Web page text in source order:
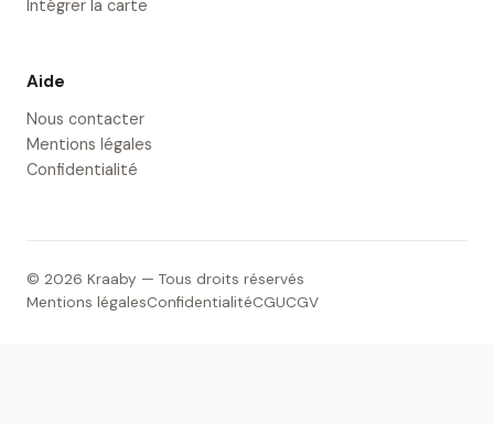
Intégrer la carte
Aide
Nous contacter
Mentions légales
Confidentialité
© 2026 Kraaby — Tous droits réservés
Mentions légalesConfidentialitéCGUCGV